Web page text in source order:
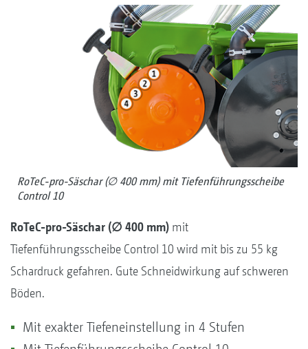
RoTeC-pro-Säschar (∅ 400 mm) mit Tiefenführungsscheibe
Control 10
RoTeC-pro-Säschar (∅ 400 mm) mit
Tiefenführungsscheibe Control 10 wird mit bis zu 55 kg
Schardruck gefahren. Gute Schneidwirkung auf schweren
Böden.
Mit exakter Tiefeneinstellung in 4 Stufen